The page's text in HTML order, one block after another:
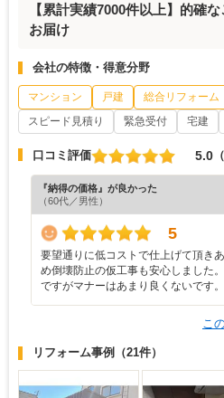
【累計実績7000件以上】的確
お届け
会社の特徴・得意分野
マンション 戸建 総合リフォーム
スピード見積り
緊急受付 宅建
口コミ評価 5.0
『納得の価格』が良かった
（60代／男性）
5
要望通りに低コストで仕上げて頂き
め倒壊防止の仮工事も安心しました
ですがマナーはあまり良くないです
こ
リフォーム事例 （21件）